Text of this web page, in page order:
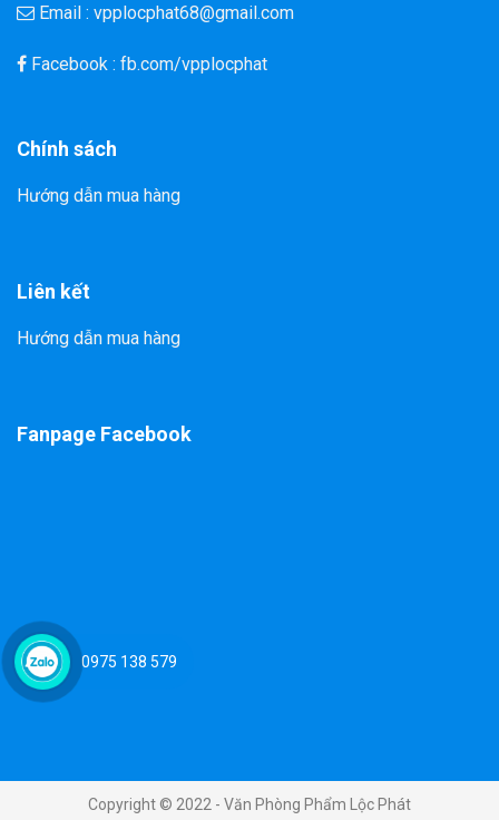
Email : vpplocphat68@gmail.com
Facebook : fb.com/vpplocphat
Chính sách
Hướng dẫn mua hàng
Liên kết
Hướng dẫn mua hàng
Fanpage Facebook
Copyright © 2022 - Văn Phòng Phẩm Lộc Phát
0975 138 579